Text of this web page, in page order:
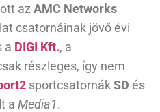
az AMC Networks
csatornáinak jövő évi
a DIGI Kft., a
részleges, így nem
sportcsatornákSD és
a Media1.